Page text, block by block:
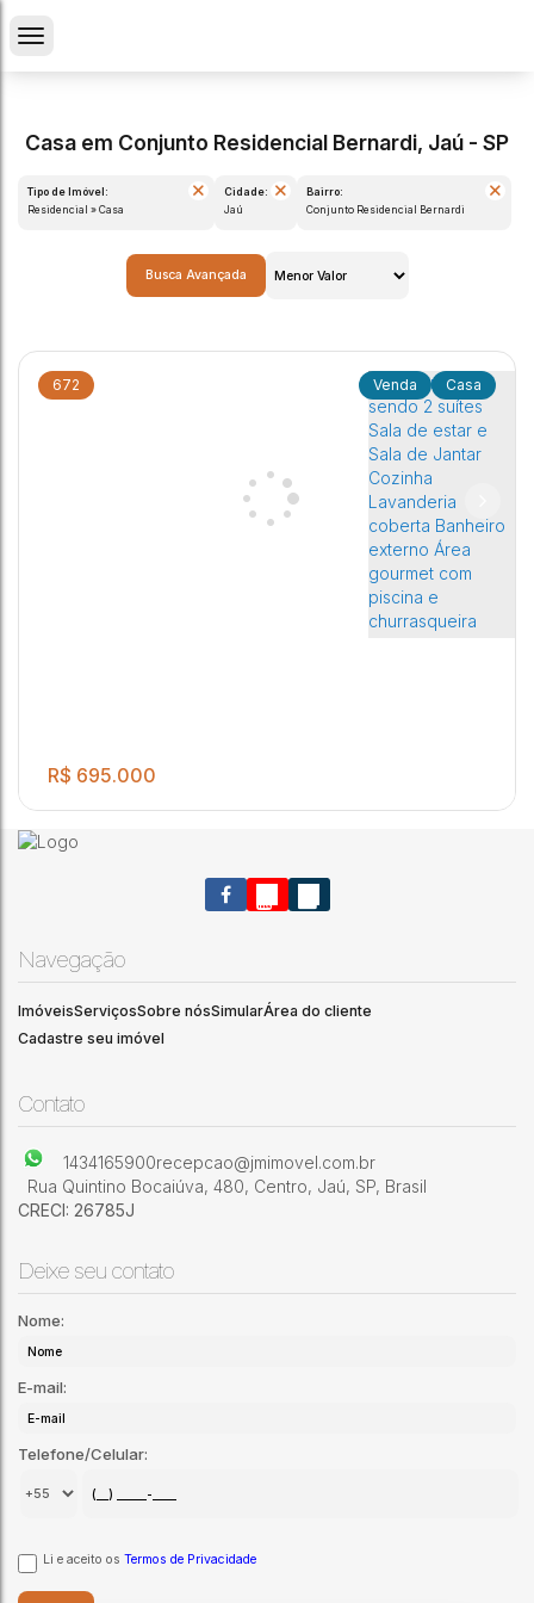
Casa em Conjunto Residencial Bernardi, Jaú - SP
Tipo de Imóvel:
Residencial » Casa
Cidade:
Jaú
Bairro:
Conjunto Residencial Bernardi
Busca Avançada
672 Casa
3 Dormitórios sendo 2 suítes Sala de estar e Sala de Jantar
R$ 695.000
Conjunto Residencial Bernardi
3
Navegação
ImóveisServiçosSobre nósSimularÁrea do cliente
Cadastre seu imóvel
Contato
1434165900recepcao@jmimovel.com.br
Rua Quintino Bocaiúva, 480, Centro, Jaú, SP, Brasil
CRECI: 26785J
Deixe seu contato
Nome:
E-mail:
Telefone/Celular:
Li e aceito os Termos de Privacidade